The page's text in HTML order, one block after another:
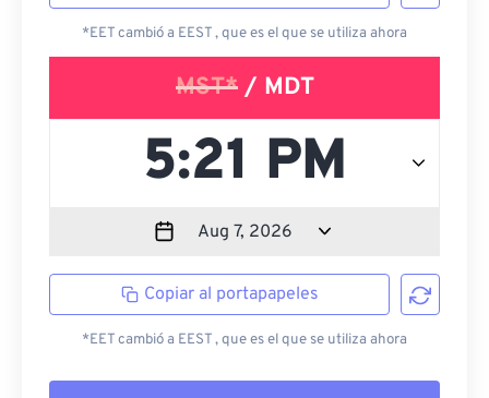
*EET cambió a EEST , que es el que se utiliza ahora
MST*/ MDT
Copiar al portapapeles
*EET cambió a EEST , que es el que se utiliza ahora